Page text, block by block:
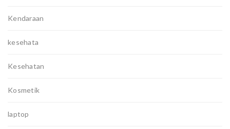
Kendaraan
kesehata
Kesehatan
Kosmetik
laptop